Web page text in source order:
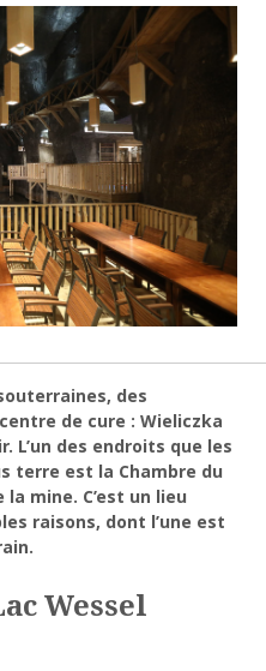
des
de cure : Wieliczka
L’un des endroits que les
terre est la Chambre du
mine. C’est un lieu
raisons, dont l’une est
Wessel